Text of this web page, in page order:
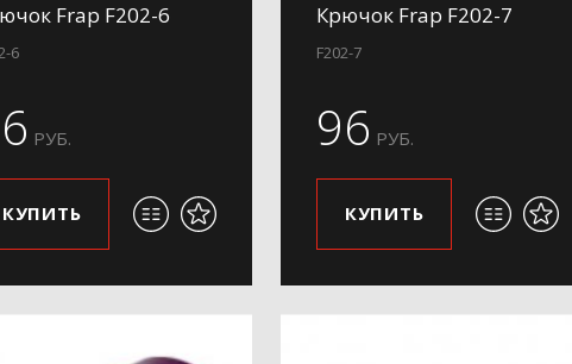
Frap F202-6
6
РУБ.
КУПИТЬ
Крючок Frap F202-7
F202-7
96 РУБ.
КУПИТЬ